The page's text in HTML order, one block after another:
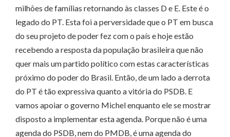
milhões de famílias retornando às classes D e E. Este é o
legado do PT. Esta foi a perversidade que o PT em busca
do seu projeto de poder fez com o país e hoje estão
recebendo a resposta da população brasileira que não
quer mais um partido político com estas características
próximo do poder do Brasil. Então, de um lado a derrota
do PT é tão expressiva quanto a vitória do PSDB. E
vamos apoiar o governo Michel enquanto ele se mostrar
disposto a implementar esta agenda. Porque não é uma
agenda do PSDB, nem do PMDB, é uma agenda do